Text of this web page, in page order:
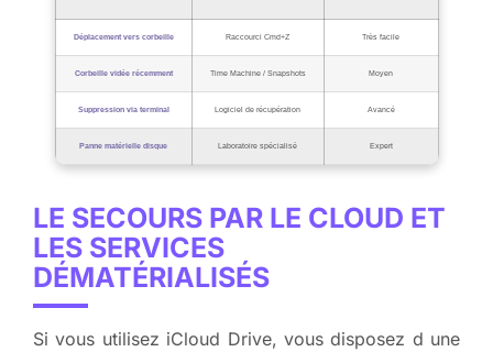
Déplacement vers corbeille Raccourci Cmd+Z Très facile
Corbeille vidée récemment Time Machine / Snapshots Moyen
Suppression via terminal Logiciel de récupération Avancé
Panne matérielle disque Laboratoire spécialisé Expert
LE SECOURS PAR LE CLOUD ET
LES SERVICES
DÉMATÉRIALISÉS
Si vous utilisez iCloud Drive, vous disposez d une